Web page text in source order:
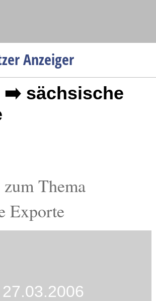
Anzeiger
➡️ sächsische
Thema
Exporte
27.03.2006